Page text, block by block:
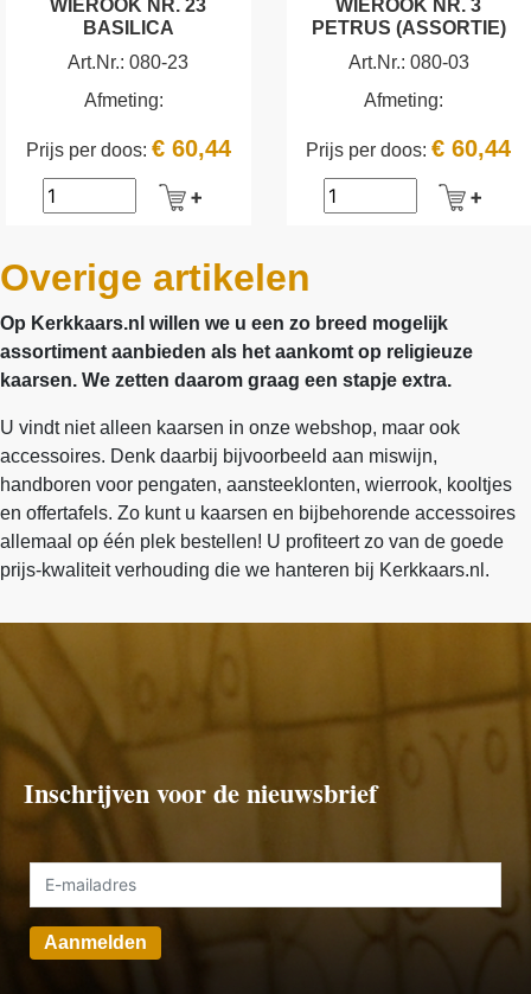
WIEROOK NR. 23
BASILICA
Art.Nr.: 080-23
Afmeting:
Prijs per doos: € 60,44
WIEROOK NR. 3
PETRUS (ASSORTIE)
Art.Nr.: 080-03
Afmeting:
Prijs per doos:€ 60,44
Overige artikelen
Op Kerkkaars.nl willen we u een zo breed mogelijk
assortiment aanbieden als het aankomt op religieuze
kaarsen. We zetten daarom graag een stapje extra.
U vindt niet alleen kaarsen in onze webshop, maar ook
accessoires. Denk daarbij bijvoorbeeld aan miswijn,
handboren voor pengaten, aansteeklonten, wierrook, kooltjes
en offertafels. Zo kunt u kaarsen en bijbehorende accessoires
allemaal op één plek bestellen! U profiteert zo van de goede
prijs-kwaliteit verhouding die we hanteren bij Kerkkaars.nl.
Inschrijven voor de nieuwsbrief
Aanmelden